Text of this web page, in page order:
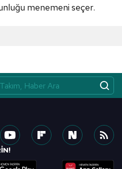
menemeni seçer.